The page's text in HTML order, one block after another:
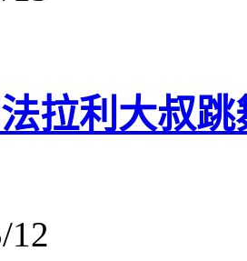
拉利大叔
12